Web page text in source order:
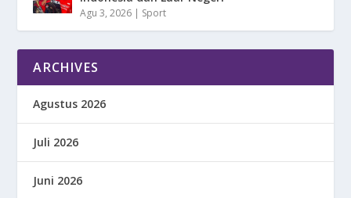
Agu 3, 2026 | Sport
ARCHIVES
Agustus 2026
Juli 2026
Juni 2026